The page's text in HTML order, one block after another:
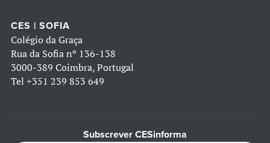
CES | SOFIA
Colégio da Graça
Rua da Sofia nº 136-138
3000-389 Coimbra, Portugal
Tel +351 239 853 649
Subscrever CESinforma